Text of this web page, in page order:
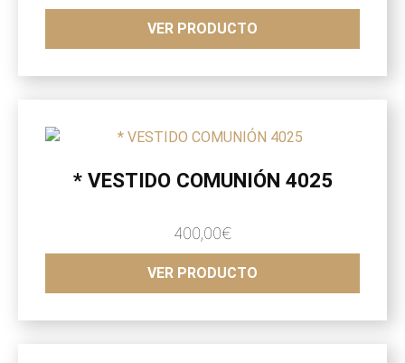
VER PRODUCTO
* VESTIDO COMUNIÓN 4025
400,00€
VER PRODUCTO